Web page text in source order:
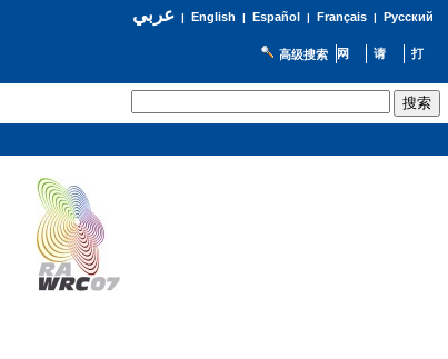
عربي| English | Español | Français| Русский
高级搜索